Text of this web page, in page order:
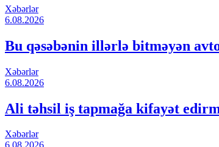
Xəbərlər
6.08.2026
Bu qəsəbənin illərlə bitməyən
Xəbərlər
6.08.2026
Ali təhsil iş tapmağa kifayət
Xəbərlər